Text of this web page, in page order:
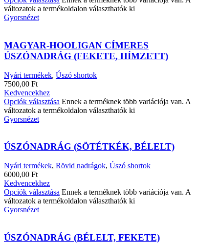
változatok a termékoldalon választhatók ki
Gyorsnézet
MAGYAR-HOOLIGAN CÍMERES
ÚSZÓNADRÁG (FEKETE, HÍMZETT)
Nyári termékek, Úszó shortok
7500,00 Ft
Kedvencekhez
Opciók választása Ennek a terméknek több variációja van. A
változatok a termékoldalon választhatók ki
Gyorsnézet
ÚSZÓNADRÁG (SÖTÉTKÉK, BÉLELT)
Nyári termékek, Rövid nadrágok, Úszó shortok
6000,00 Ft
Kedvencekhez
Opciók választása Ennek a terméknek több variációja van. A
változatok a termékoldalon választhatók ki
Gyorsnézet
ÚSZÓNADRÁG (BÉLELT, FEKETE)